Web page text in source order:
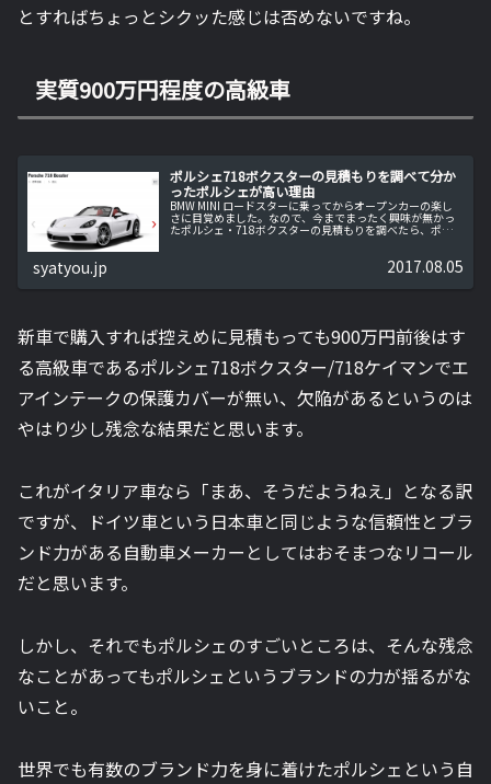
とすればちょっとシクッた感じは否めないですね。
実質900万円程度の高級車
ポルシェ718ボクスターの見積もりを調べて分か
ったポルシェが高い理由
BMW MINI ロードスターに乗ってからオープンカーの楽し
さに目覚めました。なので、今までまったく興味が無かっ
たポルシェ・718ボクスターの見積もりを調べたら、ポル
syatyou.jp 2017.08.05
新車で購入すれば控えめに見積もっても900万円前後はす
る高級車であるポルシェ718ボクスター/718ケイマンでエ
アインテークの保護カバーが無い、欠陥があるというのは
やはり少し残念な結果だと思います。
これがイタリア車なら「まあ、そうだようねえ」となる訳
ですが、ドイツ車という日本車と同じような信頼性とブラ
ンド力がある自動車メーカーとしてはおそまつなリコール
だと思います。
しかし、それでもポルシェのすごいところは、そんな残念
なことがあってもポルシェというブランドの力が揺るがな
いこと。
世界でも有数のブランド力を身に着けたポルシェという自